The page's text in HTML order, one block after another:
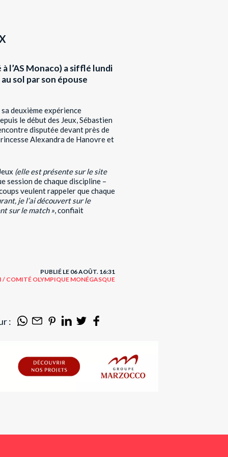
l’AS Monaco) a sifflé lundi
sol par son épouse
deuxième expérience
le début des Jeux, Sébastien
disputée devant près de
Alexandra de Hanovre et
(elle est présente sur le site
session de chaque discipline –
veulent rappeler que chaque
je l’ai découvert sur le
sur le match » , confiait
PUBLIÉ LE 06 AOÛT. 16:31
COMITÉ OLYMPIQUE MONÉGASQUE
: